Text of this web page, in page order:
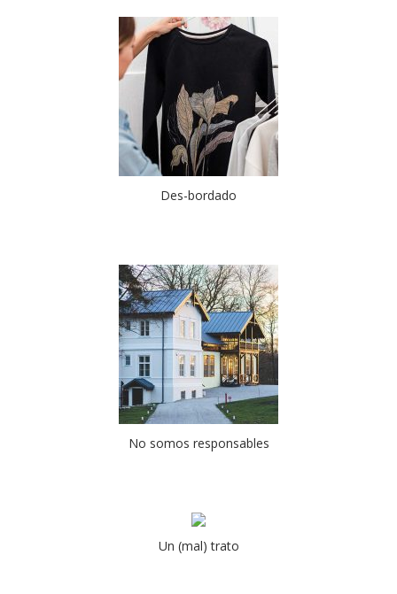
Des-bordado
No somos responsables
Un (mal) trato